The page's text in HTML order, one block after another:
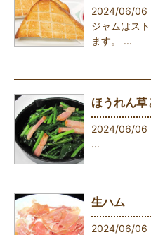
2024/06/06
ジャムはス
ます。 ...
ほうれん
2024/06/06
...
生ハム
2024/06/06